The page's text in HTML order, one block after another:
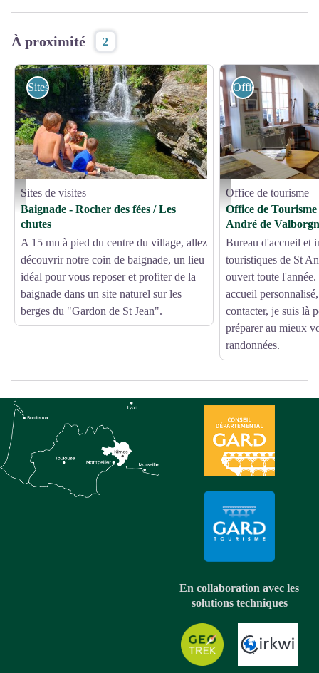
À proximité 2
La cascade St André de Vlaborgne - Béatrice Galzin
Sites de visites
Sites de visites
Baignade - Rocher des fées / Les
chutes
A 15 mn à pied du centre du village, allez
découvrir notre coin de baignade, un lieu
idéal pour vous reposer et profiter de la
baignade dans un site naturel sur les
berges du "Gardon de St Jean".
Office de tourisme St
Office de tourisme
Office de tourisme
Office de
André de
Bureau d'accueil et
touristiques de St
ouvert toute
accueil
contacter, je suis là
préparer au mieux
randonnées.
En collaboration avec les
solutions techniques